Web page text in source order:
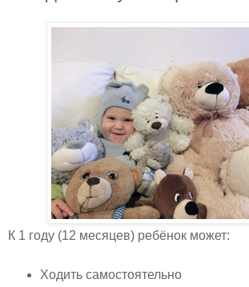
К 1 году (12 месяцев) ребёнок может:
Ходить самостоятельно